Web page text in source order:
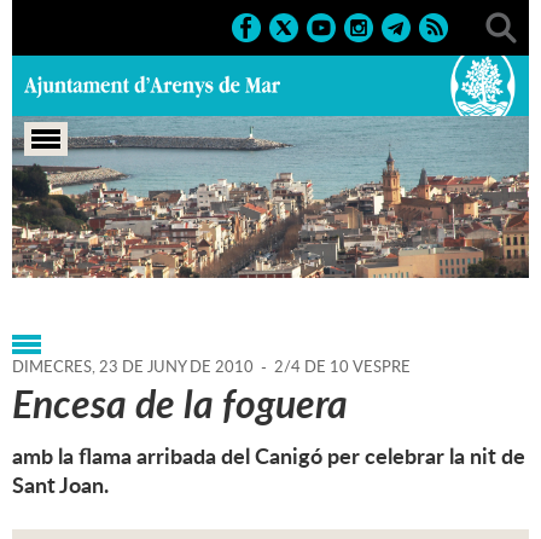
Portada > Agenda > 23-06-
2010 > Marcs > Culturals > 2010 > Sant Joan 2010
DIMECRES,23 DE JUNY DE 2010 - 2/4 DE 10 VESPRE
Encesa de la foguera
amb la flama arribada del Canigó per celebrar la nit de
Sant Joan.